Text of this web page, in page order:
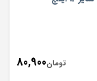
تومان80,900